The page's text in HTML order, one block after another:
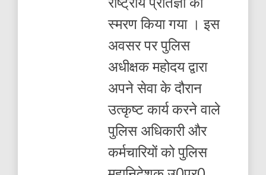
स्मरण किया गया । इस
अवसर पर पुलिस
अधीक्षक महोदय द्वारा
अपने सेवा के दौरान
उत्कृष्ट कार्य करने वाले
पुलिस अधिकारी और
कर्मचारियों को पुलिस